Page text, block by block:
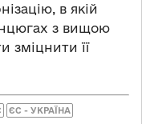
в якій
з вищою
зміцнити її
ЄС - УКРАЇНА